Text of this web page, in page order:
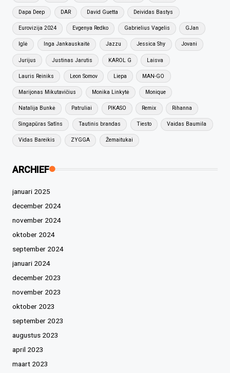
Dapa Deep DAR David Guetta Deividas Bastys
Eurovizija 2024 Evgenya Redko Gabrielius Vagelis GJan
Iglė Inga Jankauskaitė Jazzu Jessica Shy Jovani
Jurijus Justinas Jarutis KAROL G Laisva
Lauris Reiniks Leon Somov Liepa MAN-GO
Marijonas Mikutavičius Monika Linkytė Monique
Natalija Bunkė Patruliai PIKASO Remix Rihanna
Singapūras Satīns Tautinis brandas Tiesto Vaidas Baumila
Vidas Bareikis ZYGGA Žemaitukai
ARCHIEF
januari 2025
december 2024
november 2024
oktober 2024
september 2024
januari 2024
december 2023
november 2023
oktober 2023
september 2023
augustus 2023
april 2023
maart 2023